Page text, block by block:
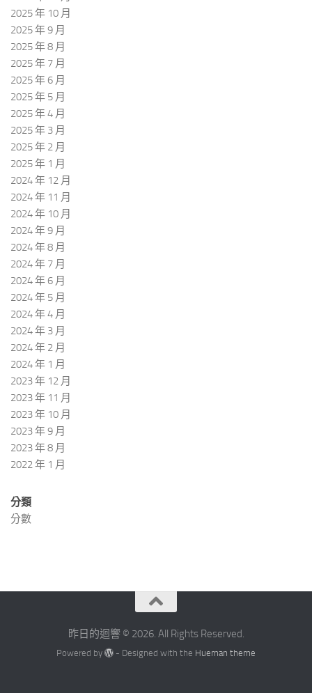
2025 年 10 月
2025 年 9 月
2025 年 8 月
2025 年 7 月
2025 年 6 月
2025 年 5 月
2025 年 4 月
2025 年 3 月
2025 年 2 月
2025 年 1 月
2024 年 12 月
2024 年 11 月
2024 年 10 月
2024 年 9 月
2024 年 8 月
2024 年 7 月
2024 年 6 月
2024 年 5 月
2024 年 4 月
2024 年 3 月
2024 年 2 月
2024 年 1 月
2023 年 12 月
2023 年 11 月
2023 年 10 月
2023 年 9 月
2023 年 8 月
2022 年 1 月
分類
分數
昨日的迴響 © 2026. All Rights Reserved.
Powered by - Designed with the Hueman theme